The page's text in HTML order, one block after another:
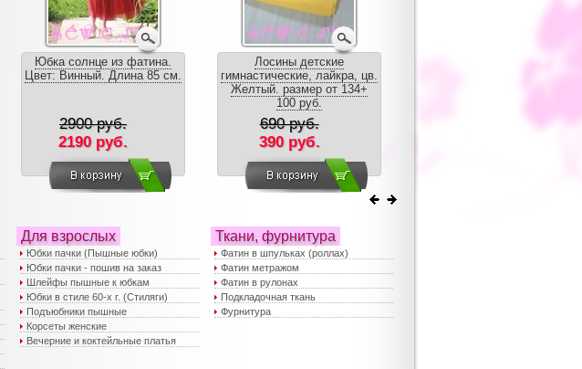
Юбка солнце из фатина.
Цвет: Винный. Длина 85 см.
2900 руб.
2190 руб.
Лосины детские
гимнастические, лайкра, цв.
Желтый. размер от 134+
100 руб.
690 руб.
390 руб.
Юбка из фатина для
Для взрослых
Юбки пачки (Пышные юбки)
Юбки пачки - пошив на заказ
Шлейфы пышные к юбкам
Юбки в стиле 60-х г. (Стиляги)
Подъюбники пышные
Корсеты женские
Вечерние и коктейльные платья
Ткани, фурнитура
Фатин в шпульках (роллах)
Фатин метражом
Фатин в рулонах
Подкладочная ткань
Фурнитура